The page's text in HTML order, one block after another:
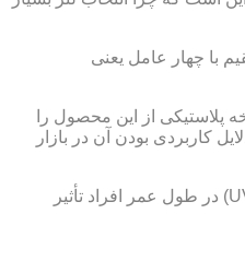
با چهار عامل یعنی
راحتی شکسته و به چشم آسیب می رساند.در نهایت در سال ۱۹۴۷ شرکت توانست نسخه پلاستیکی از این محصول را
کاربردی بودن آن در بازار
عامل بعدی که جزء اصلی ترین ویژگی های عینک طبی است،مقاومت در برابر اشعه UV در هر دو نوع A و B می باشد.قطعاً قرار گرفتن در معرض تابش اشعه نور فرابنفش (UV) در طول عمر افراد تأثیر